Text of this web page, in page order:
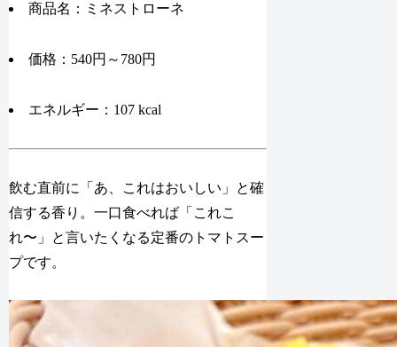
商品名：ミネストローネ
価格：540円～780円
エネルギー：107 kcal
飲む直前に「あ、これはおいしい」と確
信する香り。一口食べれば「これこ
れ〜」と言いたくなる定番のトマトスー
プです。